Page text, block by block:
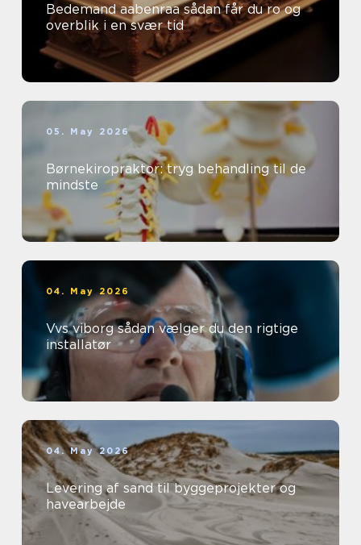
Bedemand aabenraa sådan får du ro og
overblik i en svær tid
05. May 2026
Børnekiropraktor: tryg behandling til de
mindste
04. May 2026
Vvs viborg sådan vælger du den rigtige
installatør
04. May 2026
Levering af sand til byggeprojekter og
havearbejde